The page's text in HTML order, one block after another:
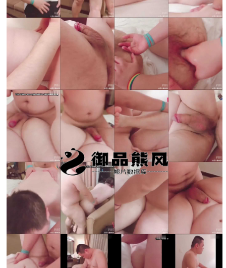
[国产]三人行必有人湿
当前隐藏内容需要支付400熊币 已有269人支付 登
录立刻注册 0 收藏
扫描二维码继续阅读